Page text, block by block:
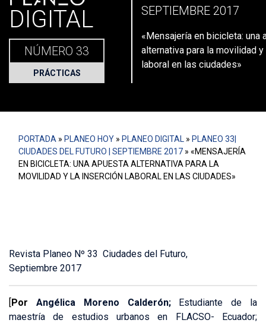
DIGITAL
NÚMERO 33
PRÁCTICAS
SEPTIEMBRE 2017
«Mensajería en bicicleta: una
alternativa para la movilidad
laboral en las ciudades»
PORTADA » PLANEO HOY » PLANEO DIGITAL » PLANEO 33|
CIUDADES DEL FUTURO | SEPTIEMBRE 2017 » «MENSAJERÍA
EN BICICLETA: UNA APUESTA ALTERNATIVA PARA LA
MOVILIDAD Y LA INSERCIÓN LABORAL EN LAS CIUDADES»
Revista Planeo Nº 33 Ciudades del Futuro,
Septiembre 2017
[Por Angélica Moreno Calderón; Estudiante de la
maestría de estudios urbanos en FLACSO- Ecuador;